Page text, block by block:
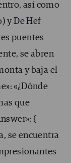
así como
y De Hef
puentes
se abren
y baja el
«¿Dónde
que
{
se encuentra